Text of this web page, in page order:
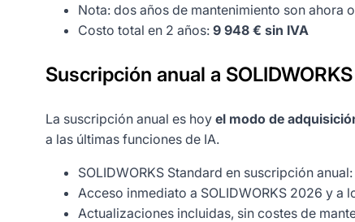
Nota: dos años de mantenimiento son ahora
Costo total en 2 años: 9 948 € sin IVA
Suscripción anual a
La suscripción anual es hoy el modo de
a las últimas funciones de IA.
SOLIDWORKS Standard en suscripción anual:
Acceso inmediato a SOLIDWORKS 2026 y a
Actualizaciones incluidas, sin costes de